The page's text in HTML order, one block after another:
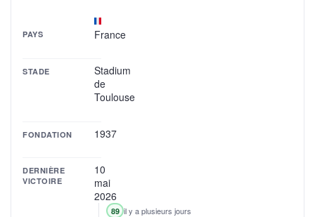
PAYS France
STADE
Stadium
de
Toulouse
FONDATION 1937
DERNIÈRE
VICTOIRE
10
mai
2026
89 il y a plusieurs jours